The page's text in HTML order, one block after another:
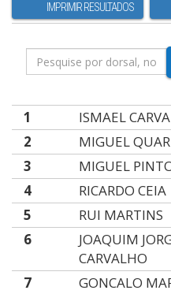
IMPRIMIR RESULTADOS
1
ISMAEL
2
MIGUEL
3
MIGUEL
4
RICARDO CEIA
5
RUI MARTINS
6
JOAQUIM
CARVALHO
7
GONCALO